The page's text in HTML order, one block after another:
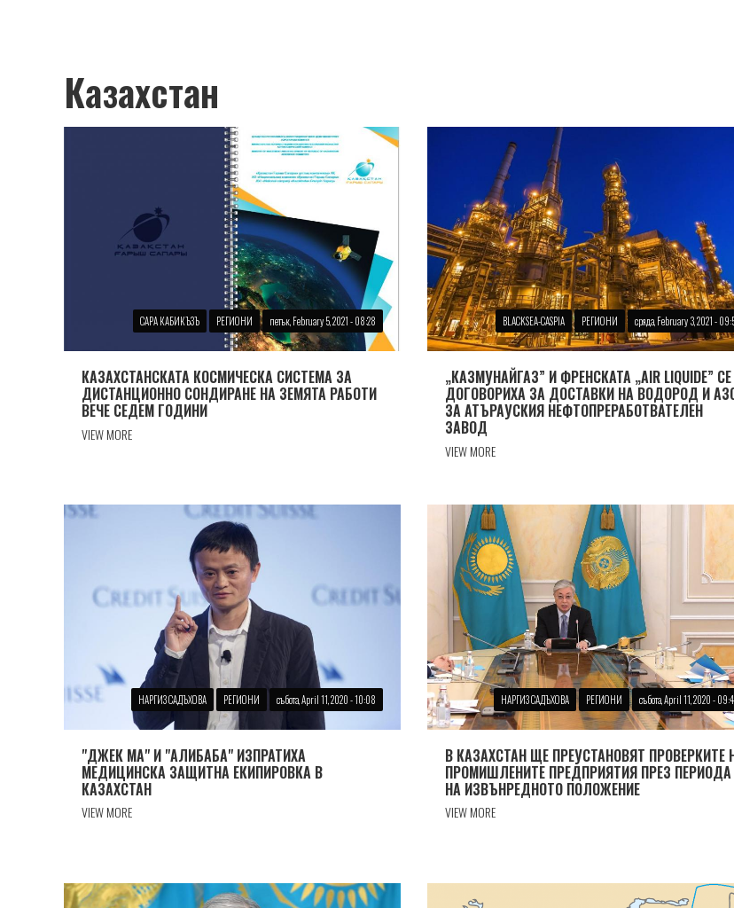
Казахстан
САРА КАБИКЪЗЪ РЕГИОНИ петък, February 5, 2021 - 08:28
КАЗАХСТАНСКАТА КОСМИЧЕСКА СИСТЕМА ЗА
ДИСТАНЦИОННО СОНДИРАНЕ НА ЗЕМЯТА РАБОТИ
ВЕЧЕ СЕДЕМ ГОДИНИ
VIEW MORE
BLACKSEA-CASPIA РЕГИОНИ сряда, February 3, 2021 -
„КАЗМУНАЙГАЗ” И ФРЕНСКАТА „AIR LIQUIDE” СЕ
ДОГОВОРИХА ЗА ДОСТАВКИ НА ВОДОРОД И
ЗА АТЪРАУСКИЯ НЕФТОПРЕРАБОТВАТЕЛЕН
ЗАВОД
VIEW MORE
НАРГИЗ САДЪХОВА РЕГИОНИ събота, April 11, 2020 - 10:08
"ДЖЕК МА" И "АЛИБАБА" ИЗПРАТИХА
МЕДИЦИНСКА ЗАЩИТНА ЕКИПИРОВКА В
КАЗАХСТАН
VIEW MORE
НАРГИЗ САДЪХОВА РЕГИОНИ събота, April 11, 2020 -
В КАЗАХСТАН ЩЕ ПРЕУСТАНОВЯТ ПРОВЕРКИТЕ
ПРОМИШЛЕНИТЕ ПРЕДПРИЯТИЯ ПРЕЗ ПЕРИОДА
НА ИЗВЪНРЕДНОТО ПОЛОЖЕНИЕ
VIEW MORE